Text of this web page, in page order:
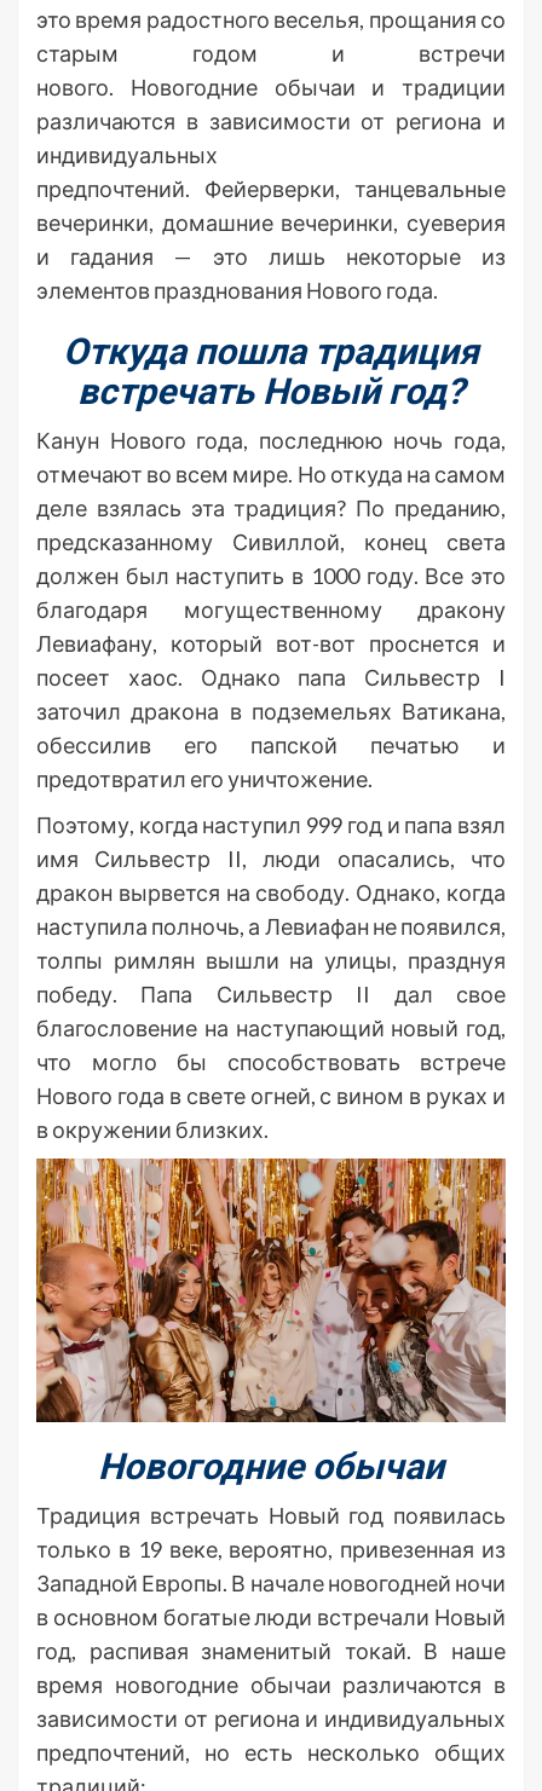
это время радостного веселья, прощания со
старым годом и встречи
нового. Новогодние обычаи и традиции
различаются в зависимости от региона и
индивидуальных
предпочтений. Фейерверки, танцевальные
вечеринки, домашние вечеринки, суеверия
и гадания — это лишь некоторые из
элементов празднования Нового года.
Откуда пошла традиция
встречать Новый год?
Канун Нового года, последнюю ночь года,
отмечают во всем мире. Но откуда на самом
деле взялась эта традиция? По преданию,
предсказанному Сивиллой, конец света
должен был наступить в 1000 году. Все это
благодаря могущественному дракону
Левиафану, который вот-вот проснется и
посеет хаос. Однако папа Сильвестр I
заточил дракона в подземельях Ватикана,
обессилив его папской печатью и
предотвратил его уничтожение.
Поэтому, когда наступил 999 год и папа взял
имя Сильвестр II, люди опасались, что
дракон вырвется на свободу. Однако, когда
наступила полночь, а Левиафан не появился,
толпы римлян вышли на улицы, празднуя
победу. Папа Сильвестр II дал свое
благословение на наступающий новый год,
что могло бы способствовать встрече
Нового года в свете огней, с вином в руках и
в окружении близких.
Новогодние обычаи
Традиция встречать Новый год появилась
только в 19 веке, вероятно, привезенная из
Западной Европы. В начале новогодней ночи
в основном богатые люди встречали Новый
год, распивая знаменитый токай. В наше
время новогодние обычаи различаются в
зависимости от региона и индивидуальных
предпочтений, но есть несколько общих